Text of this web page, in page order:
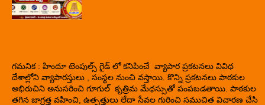
గమనిక : హిందూ టెంపుల్స్ గైడ్ లో కనిపించే వ్యాపార ప్రకటనలు వివిధ
దేశాల్లోని వ్యాపారస్తులు , సంస్థల నుంచి వస్తాయి. కొన్ని ప్రకటనలు పాఠకుల
అభిరుచిని అనుసరించి గూగుల్ కృత్రిమ మేధస్సుతో పంపబడతాయి. పాఠకుల
తగిన జాగ్రత్త వహించి, ఉత్పత్తులు లేదా సేవల గురించి సముచిత విచారణ చేసి